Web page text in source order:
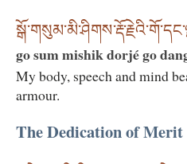
go sum mishik dorjé go
My body, speech and mind
armour.
The Dedication of Merit